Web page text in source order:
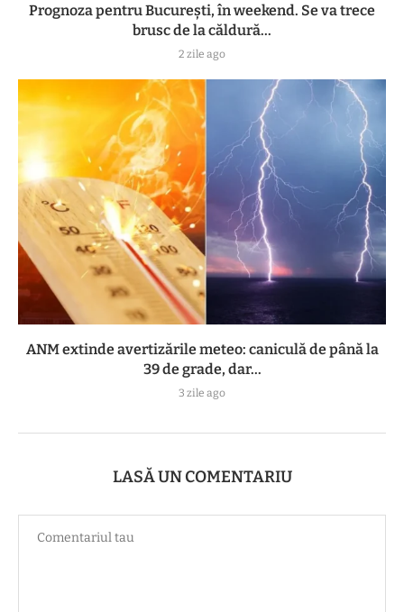
Prognoza pentru București, în weekend. Se va trece
brusc de la căldură...
2 zile ago
ANM extinde avertizările meteo: caniculă de până la
39 de grade, dar...
3 zile ago
LASĂ UN COMENTARIU